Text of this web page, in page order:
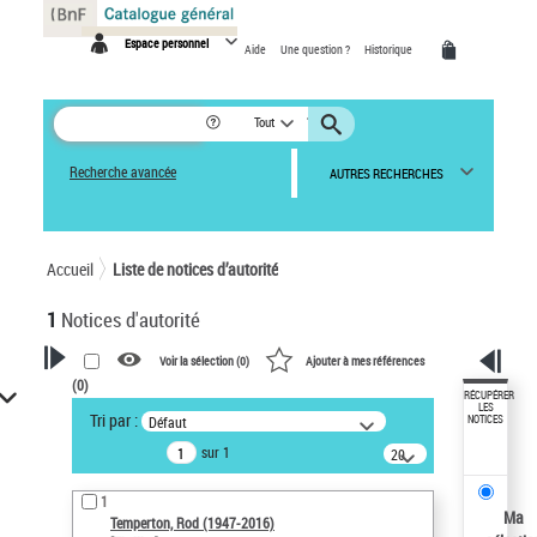
Espace personnel Aide Une question ? Historique
Tout
Recherche avancée AUTRES RECHERCHES
Accueil Liste de notices d’autorité
1 Notices d'autorité
VOTRE RECHERCHE
Recherche avancée dans les
notices d’autorité
Œuvres liées à l'auteur :
Temperton, Rod (1947-2016)
Voir la sélection (0) Ajouter à mes références
(0)
Tri par : Défaut
sur 1
20
résultats/page
1
Temperton, Rod (1947-2016)
RÉCUPÉRER
LES
NOTICES
Ma
Panneau de gestion des cookies